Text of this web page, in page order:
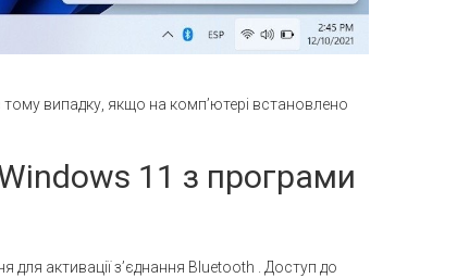
випадку, якщо на комп’ютері встановлено
11 з програми
для активації з’єднання Bluetooth . Доступ до